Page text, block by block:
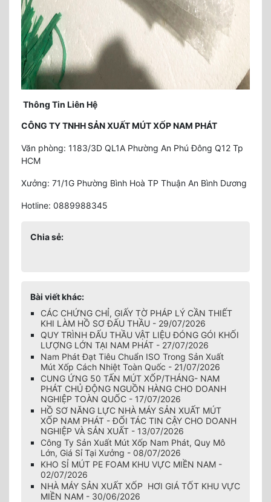
Thông Tin Liên Hệ
CÔNG TY TNHH SẢN XUẤT MÚT XỐP NAM PHÁT
Văn phòng: 1183/3D QL1A Phường An Phú Đông Q12 Tp
HCM
Xưởng: 71/1G Phường Bình Hoà TP Thuận An Bình Dương
Hotline: 0889988345
Chia sẻ:
Bài viết khác:
CÁC CHỨNG CHỈ, GIẤY TỜ PHÁP LÝ CẦN THIẾT
KHI LÀM HỒ SƠ ĐẤU THẦU - 29/07/2026
QUY TRÌNH ĐẤU THẦU VẬT LIỆU ĐÓNG GÓI KHỐI
LƯỢNG LỚN TẠI NAM PHÁT - 27/07/2026
Nam Phát Đạt Tiêu Chuẩn ISO Trong Sản Xuất
Mút Xốp Cách Nhiệt Toàn Quốc - 21/07/2026
CUNG ỨNG 50 TẤN MÚT XỐP/THÁNG- NAM
PHÁT CHỦ ĐỘNG NGUỒN HÀNG CHO DOANH
NGHIỆP TOÀN QUỐC - 17/07/2026
HỒ SƠ NĂNG LỰC NHÀ MÁY SẢN XUẤT MÚT
XỐP NAM PHÁT - ĐỐI TÁC TIN CẬY CHO DOANH
NGHIỆP VÀ SẢN XUẤT - 13/07/2026
Công Ty Sản Xuất Mút Xốp Nam Phát, Quy Mô
Lớn, Giá Sỉ Tại Xưởng - 08/07/2026
KHO SỈ MÚT PE FOAM KHU VỰC MIỀN NAM -
02/07/2026
NHÀ MÁY SẢN XUẤT XỐP HƠI GIÁ TỐT KHU VỰC
MIỀN NAM - 30/06/2026